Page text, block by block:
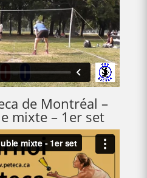
de Montréal –
mixte – 1er set